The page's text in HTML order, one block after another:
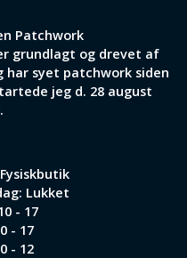
Patchwork
grundlagt og drevet af
har syet patchwork siden
jeg d. 28 august
Lukket
- 17
- 17
- 12